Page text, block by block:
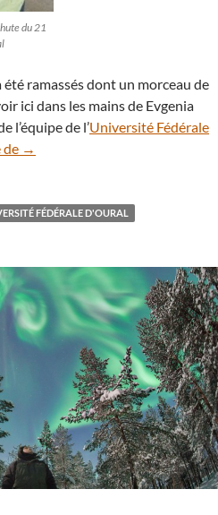
du 21
ramassés dont un morceau de
ici dans les mains de Evgenia
l’équipe de l’Université Fédérale
de Nouvelle chute spectaculaire
→
FÉDÉRALE D'OURAL